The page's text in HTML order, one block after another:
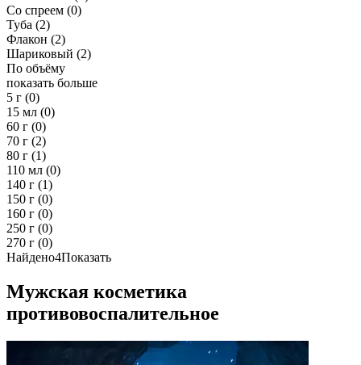
Со спреем (0)
Туба (2)
Флакон (2)
Шариковый (2)
По объёму
показать больше
5 г (0)
15 мл (0)
60 г (0)
70 г (2)
80 г (1)
110 мл (0)
140 г (1)
150 г (0)
160 г (0)
250 г (0)
270 г (0)
Найдено4Показать
Мужская косметика
противовоспалительное